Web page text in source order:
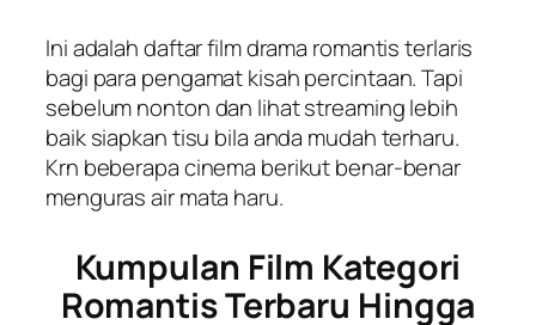
Ini adalah daftar film drama romantis terlaris
bagi para pengamat kisah percintaan. Tapi
sebelum nonton dan lihat streaming lebih
baik siapkan tisu bila anda mudah terharu.
Krn beberapa cinema berikut benar-benar
menguras air mata haru.
Kumpulan Film Kategori
Romantis Terbaru Hingga